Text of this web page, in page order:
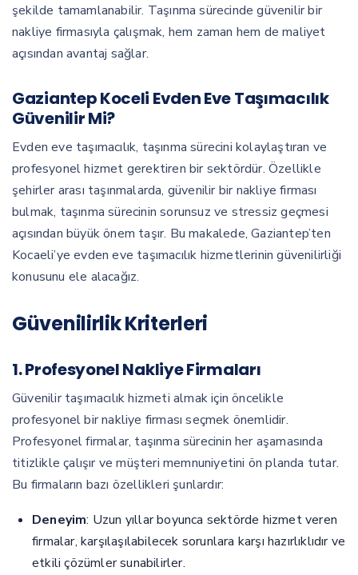
şekilde tamamlanabilir. Taşınma sürecinde güvenilir bir
nakliye firmasıyla çalışmak, hem zaman hem de maliyet
açısından avantaj sağlar.
Gaziantep Koceli Evden Eve Taşımacılık
Güvenilir Mi?
Evden eve taşımacılık, taşınma sürecini kolaylaştıran ve
profesyonel hizmet gerektiren bir sektördür. Özellikle
şehirler arası taşınmalarda, güvenilir bir nakliye firması
bulmak, taşınma sürecinin sorunsuz ve stressiz geçmesi
açısından büyük önem taşır. Bu makalede, Gaziantep’ten
Kocaeli’ye evden eve taşımacılık hizmetlerinin güvenilirliği
konusunu ele alacağız.
Güvenilirlik Kriterleri
1. Profesyonel Nakliye Firmaları
Güvenilir taşımacılık hizmeti almak için öncelikle
profesyonel bir nakliye firması seçmek önemlidir.
Profesyonel firmalar, taşınma sürecinin her aşamasında
titizlikle çalışır ve müşteri memnuniyetini ön planda tutar.
Bu firmaların bazı özellikleri şunlardır:
Deneyim: Uzun yıllar boyunca sektörde hizmet veren
firmalar, karşılaşılabilecek sorunlara karşı hazırlıklıdır ve
etkili çözümler sunabilirler.